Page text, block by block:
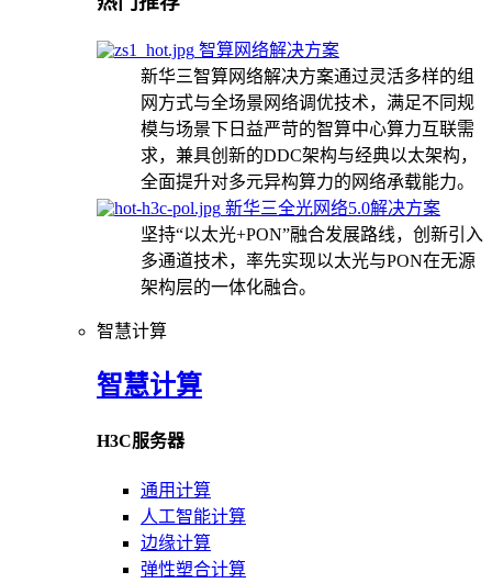
智算网络解决方案
新华三智算网络解决方案通过灵活多样的组
网方式与全场景网络调优技术，满足不同规
模与场景下日益严苛的智算中心算力互联需
求，兼具创新的DDC架构与经典以太架构，
全面提升对多元异构算力的网络承载能力。
新华三全光网络5.0解决方案
坚持“以太光+PON”融合发展路线，创新引入
多通道技术，率先实现以太光与PON在无源
架构层的一体化融合。
智慧计算
智慧计算
H3C服务器
通用计算
人工智能计算
边缘计算
弹性塑合计算